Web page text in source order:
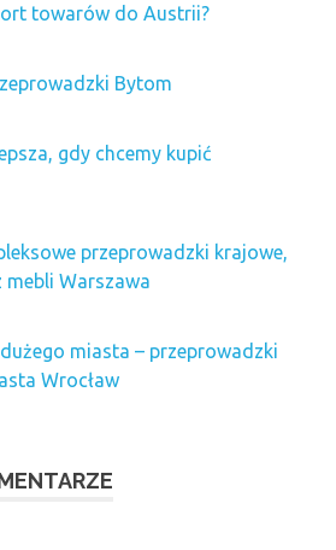
towarów do Austrii?
Bytom
gdy chcemy kupić
przeprowadzki krajowe,
Warszawa
miasta – przeprowadzki
Wrocław